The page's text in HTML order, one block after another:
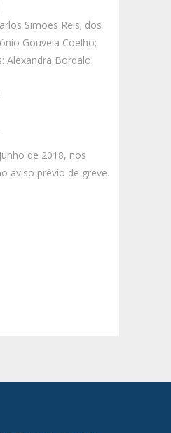
Simões Reis; dos
Gouveia Coelho;
Alexandra Bordalo
de 2018, nos
aviso prévio de greve.